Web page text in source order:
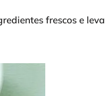
frescos e leva